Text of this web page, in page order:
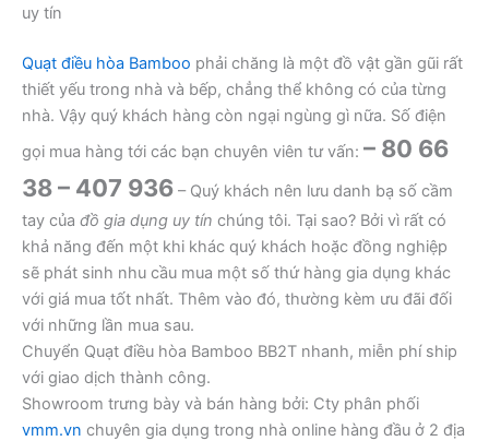
uy tín
Quạt điều hòa Bamboo phải chăng là một đồ vật gần gũi rất
thiết yếu trong nhà và bếp, chẳng thể không có của từng
nhà. Vậy quý khách hàng còn ngại ngùng gì nữa. Số điện
gọi mua hàng tới các bạn chuyên viên tư vấn: – 80 66
38 – 407 936 – Quý khách nên lưu danh bạ số cầm
tay của đồ gia dụng uy tín chúng tôi. Tại sao? Bởi vì rất có
khả năng đến một khi khác quý khách hoặc đồng nghiệp
sẽ phát sinh nhu cầu mua một số thứ hàng gia dụng khác
với giá mua tốt nhất. Thêm vào đó, thường kèm ưu đãi đối
với những lần mua sau.
Chuyển Quạt điều hòa Bamboo BB2T nhanh, miễn phí ship
với giao dịch thành công.
Showroom trưng bày và bán hàng bởi: Cty phân phối
vmm.vn chuyên gia dụng trong nhà online hàng đầu ở 2 địa